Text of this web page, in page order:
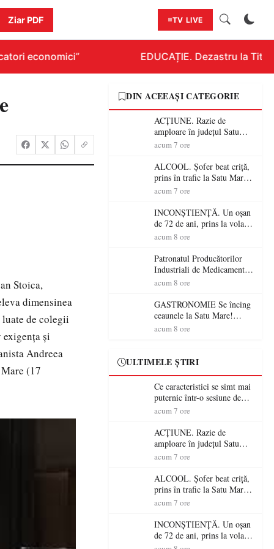
Ziar PDF TV LIVE
economici” EDUCAȚIE. Dezastru la
Stoica,
dimensinea
de colegii
și
Andreea
(17
DIN ACEEAȘI CATEGORIE
ACȚIUNE. Razie de
amploare în județul Satu
Mare! Polițiștii au dat sute
șoferi fără permis într-o
singură zi
acum 7 ore
ALCOOL. Șofer beat criță,
prins în trafic la Satu Mare!
Alcoolemie uriașă
acum 7 ore
INCONȘTIENȚĂ. Un oșan
de 72 de ani, prins la volan
fără permis! Polițiștii l-au
acum 8 ore
Patronatul Producătorilor
Industriali de Medicamente
din România (PRIMER):
energie electrică a fabricilor
de medicamente va pune în
pericol accesul pacienților la
medicamente esențiale
acum 8 ore
GASTRONOMIE Se încing
ceaunele la Satu Mare!
Concursul „Veress Ádám”
jurat de renume
acum 8 ore
ULTIMELE ȘTIRI
Ce caracteristici se simt mai
puternic într-o sesiune de
distracție la sloturi online:
RTP?
acum 7 ore
ACȚIUNE. Razie de
amploare în județul Satu
Mare! Polițiștii au dat sute
șoferi fără permis într-o
singură zi
acum 7 ore
ALCOOL. Șofer beat criță,
prins în trafic la Satu Mare!
Alcoolemie uriașă
acum 7 ore
INCONȘTIENȚĂ. Un oșan
de 72 de ani, prins la volan
fără permis! Polițiștii l-au